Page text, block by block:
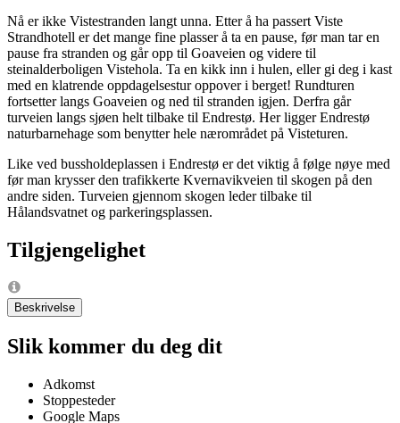
Nå er ikke Vistestranden langt unna. Etter å ha passert Viste
Strandhotell er det mange fine plasser å ta en pause, før man tar en
pause fra stranden og går opp til Goaveien og videre til
steinalderboligen Vistehola. Ta en kikk inn i hulen, eller gi deg i kast
med en klatrende oppdagelsestur oppover i berget! Rundturen
fortsetter langs Goaveien og ned til stranden igjen. Derfra går
turveien langs sjøen helt tilbake til Endrestø. Her ligger Endrestø
naturbarnehage som benytter hele nærområdet på Visteturen.
Like ved bussholdeplassen i Endrestø er det viktig å følge nøye med
før man krysser den trafikkerte Kvernavikveien til skogen på den
andre siden. Turveien gjennom skogen leder tilbake til
Hålandsvatnet og parkeringsplassen.
Tilgjengelighet
Beskrivelse
Slik kommer du deg dit
Adkomst
Stoppesteder
Google Maps